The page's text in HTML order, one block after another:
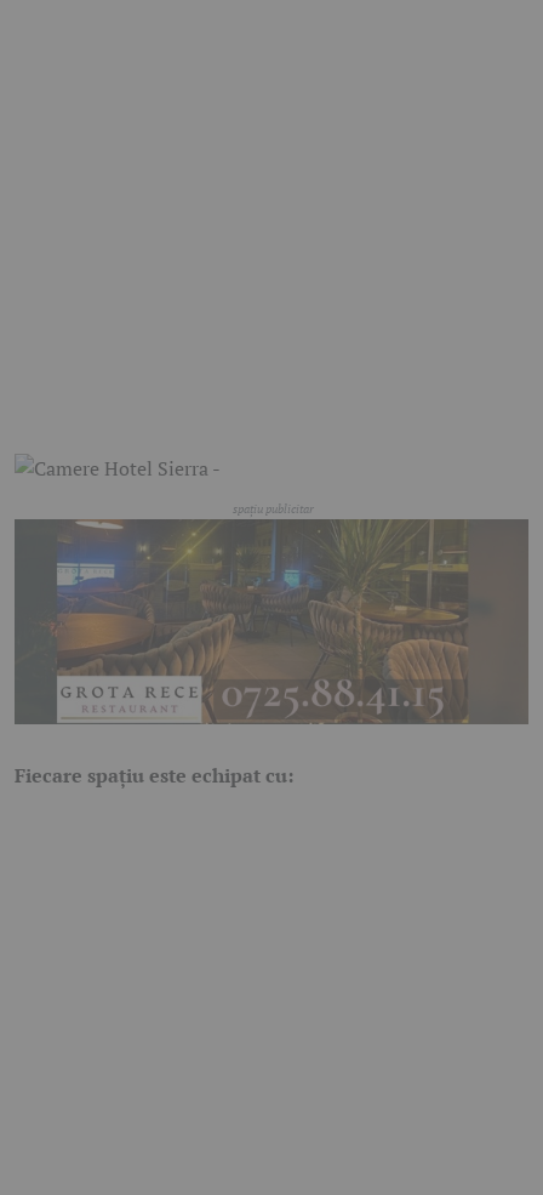
Fiecare spațiu este echipat cu: